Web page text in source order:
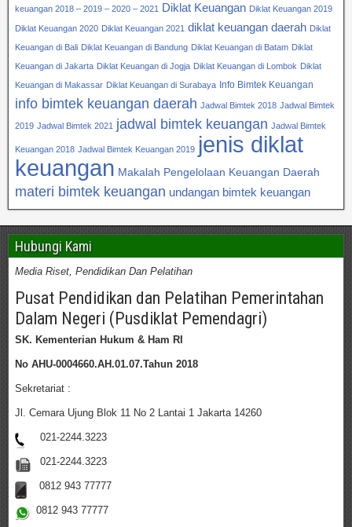
keuangan 2018 – 2019 – 2020 – 2021 Diklat Keuangan Diklat Keuangan 2019
Diklat Keuangan 2020 Diklat Keuangan 2021 diklat keuangan daerah Diklat
Keuangan di Bali Diklat Keuangan di Bandung Diklat Keuangan di Batam Diklat
Keuangan di Jakarta Diklat Keuangan di Jogja Diklat Keuangan di Lombok Diklat
Keuangan di Makassar Diklat Keuangan di Surabaya Info Bimtek Keuangan
info bimtek keuangan daerah Jadwal Bimtek 2018 Jadwal Bimtek
2019 Jadwal Bimtek 2021 jadwal bimtek keuangan Jadwal Bimtek
Keuangan 2018 Jadwal Bimtek Keuangan 2019 jenis diklat
keuangan Makalah Pengelolaan Keuangan Daerah
materi bimtek keuangan undangan bimtek keuangan
Hubungi Kami
Media Riset, Pendidikan Dan Pelatihan
Pusat Pendidikan dan Pelatihan Pemerintahan
Dalam Negeri (Pusdiklat Pemendagri)
SK. Kementerian Hukum & Ham RI
No AHU-0004660.AH.01.07.Tahun 2018
Sekretariat :
Jl. Cemara Ujung Blok 11 No 2 Lantai 1 Jakarta 14260
021-2244.3223
021-2244.3223
0812 943 77777
0812 943 77777